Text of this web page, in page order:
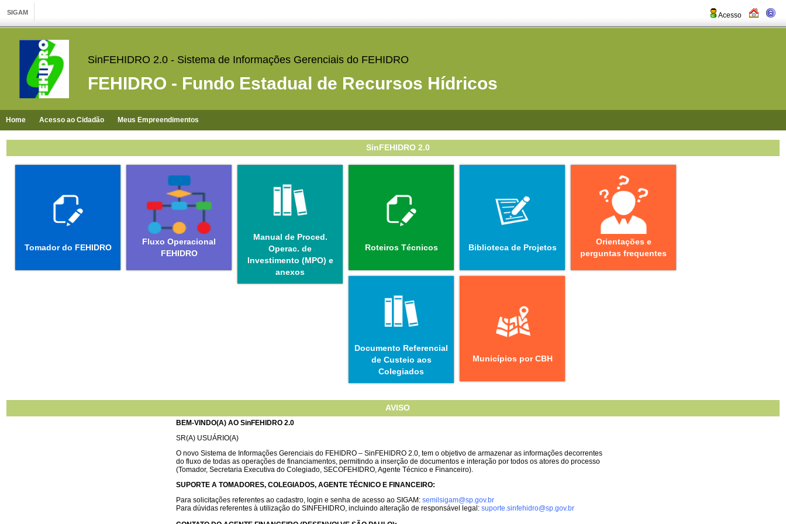
Acesso
SinFEHIDRO 2.0 - Sistema de Informações Gerenciais do FEHIDRO
FEHIDRO - Fundo Estadual de Recursos Hídricos
Home Acesso ao Cidadão Meus Empreendimentos
SinFEHIDRO 2.0
Tomador do FEHIDRO
Fluxo Operacional
FEHIDRO
Manual de Proced.
Operac. de
Investimento (MPO) e
anexos
Roteiros Técnicos Biblioteca de Projetos
Orientações e
perguntas frequentes
Documento Referencial
de Custeio aos
Colegiados
Municípios por CBH
AVISO
BEM-VINDO(A) AO SinFEHIDRO 2.0
SR(A) USUÁRIO(A)
O novo Sistema de Informações Gerenciais do FEHIDRO – SinFEHIDRO 2.0, tem o objetivo de armazenar as informações decorrentes
do fluxo de todas as operações de financiamentos, permitindo a inserção de documentos e interação por todos os atores do processo
(Tomador, Secretaria Executiva do Colegiado, SECOFEHIDRO, Agente Técnico e Financeiro).
SUPORTE A TOMADORES, COLEGIADOS, AGENTE TÉCNICO E FINANCEIRO:
Para solicitações referentes ao cadastro, login e senha de acesso ao SIGAM: semilsigam@sp.gov.br
Para dúvidas referentes à utilização do SINFEHIDRO, incluindo alteração de responsável legal: suporte.sinfehidro@sp.gov.br